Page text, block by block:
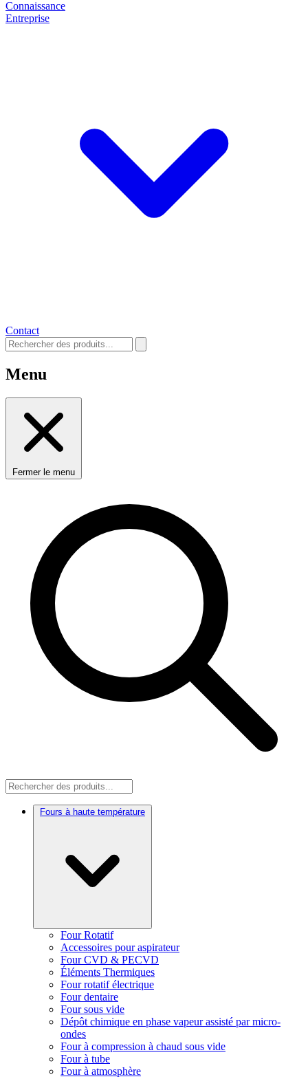
Connaissance
Entreprise
Contact
Menu
Fermer le menu
Fours à haute température
Four Rotatif
Accessoires pour aspirateur
Four CVD & PECVD
Éléments Thermiques
Four rotatif électrique
Four dentaire
Four sous vide
Dépôt chimique en phase vapeur assisté par micro-
ondes
Four à compression à chaud sous vide
Four à tube
Four à atmosphère